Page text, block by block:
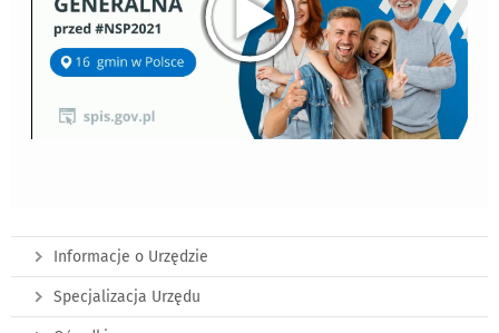
Informacje o Urzędzie
Specjalizacja Urzędu